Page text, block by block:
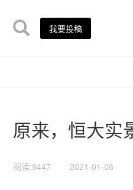
我要投稿
原来，恒大实
阅读:9447 2021-01-06